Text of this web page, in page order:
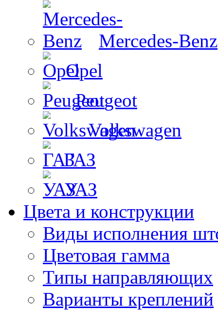
Mercedes-Benz
Opel
Peugeot
Volkswagen
ГАЗ
УАЗ
Цвета и конструкции
Виды исполнения
Цветовая гамма
Типы направляющих
Варианты креплений